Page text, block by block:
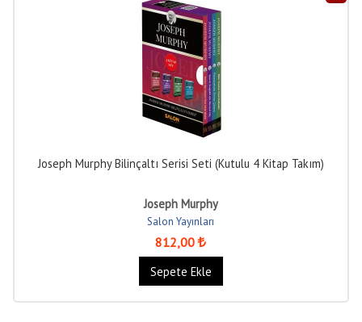
Joseph Murphy Bilinçaltı Serisi Seti (Kutulu 4 Kitap Takım)
Joseph Murphy
Salon Yayınları
812,00
Sepete Ekle